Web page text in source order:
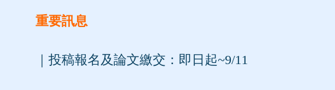
重要訊息
｜投稿報名及論文繳交：即日起~9/11